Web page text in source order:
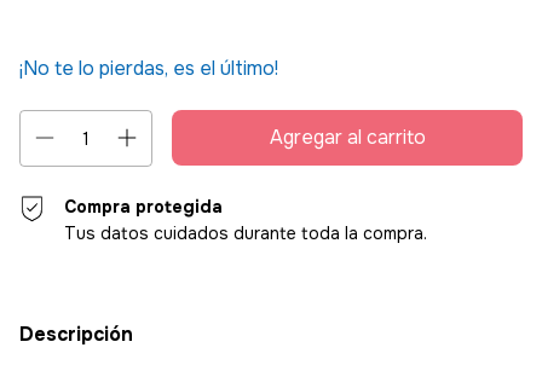
¡No te lo pierdas, es el último!
Compra protegida
Tus datos cuidados durante toda la compra.
Descripción